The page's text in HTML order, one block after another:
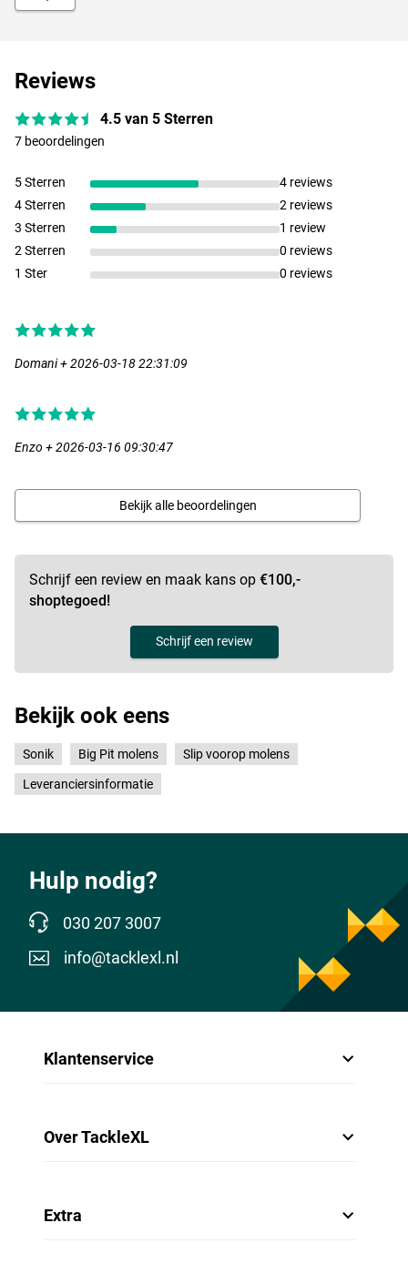
Reviews
4.5 van 5 Sterren
7 beoordelingen
5 Sterren
4 reviews
4 Sterren
2 reviews
3 Sterren
1 review
2 Sterren
0 reviews
1 Ster
0 reviews
Domani + 2026-03-18 22:31:09
Enzo + 2026-03-16 09:30:47
Bekijk alle beoordelingen
Schrijf een review en maak kans op €100,-
shoptegoed!
Schrijf een review
Bekijk ook eens
Sonik Big Pit molens Slip voorop molens
Leveranciersinformatie
Hulp nodig?
030 207 3007
info@tacklexl.nl
Klantenservice
Over TackleXL
Extra